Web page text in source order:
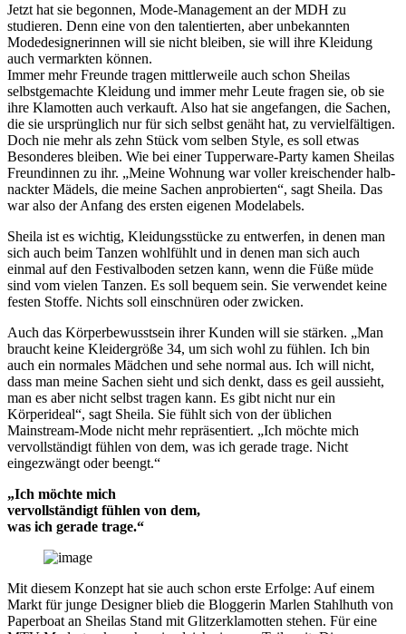
Jetzt hat sie begonnen, Mode-Management an der MDH zu
studieren. Denn eine von den talentierten, aber unbekannten
Modedesignerinnen will sie nicht bleiben, sie will ihre Kleidung
auch vermarkten können.
Immer mehr Freunde tragen mittlerweile auch schon Sheilas
selbstgemachte Kleidung und immer mehr Leute fragen sie, ob sie
ihre Klamotten auch verkauft. Also hat sie angefangen, die Sachen,
die sie ursprünglich nur für sich selbst genäht hat, zu vervielfältigen.
Doch nie mehr als zehn Stück vom selben Style, es soll etwas
Besonderes bleiben. Wie bei einer Tupperware-Party kamen Sheilas
Freundinnen zu ihr. „Meine Wohnung war voller kreischender halb-
nackter Mädels, die meine Sachen anprobierten“, sagt Sheila. Das
war also der Anfang des ersten eigenen Modelabels.
Sheila ist es wichtig, Kleidungsstücke zu entwerfen, in denen man
sich auch beim Tanzen wohlfühlt und in denen man sich auch
einmal auf den Festivalboden setzen kann, wenn die Füße müde
sind vom vielen Tanzen. Es soll bequem sein. Sie verwendet keine
festen Stoffe. Nichts soll einschnüren oder zwicken.
Auch das Körperbewusstsein ihrer Kunden will sie stärken. „Man
braucht keine Kleidergröße 34, um sich wohl zu fühlen. Ich bin
auch ein normales Mädchen und sehe normal aus. Ich will nicht,
dass man meine Sachen sieht und sich denkt, dass es geil aussieht,
man es aber nicht selbst tragen kann. Es gibt nicht nur ein
Körperideal“, sagt Sheila. Sie fühlt sich von der üblichen
Mainstream-Mode nicht mehr repräsentiert. „Ich möchte mich
vervollständigt fühlen von dem, was ich gerade trage. Nicht
eingezwängt oder beengt.“
„Ich möchte mich
vervollständigt fühlen von dem,
was ich gerade trage.“
Mit diesem Konzept hat sie auch schon erste Erfolge: Auf einem
Markt für junge Designer blieb die Bloggerin Marlen Stahlhuth von
Paperboat an Sheilas Stand mit Glitzerklamotten stehen. Für eine